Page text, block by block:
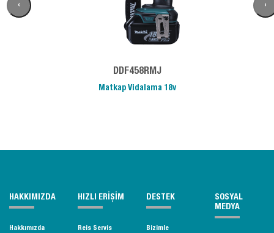
DDF458RMJ
Matkap Vidalama 18v
‹ ›
HAKKIMIZDA
Hakkımızda
HIZLI ERİŞİM
Reis Servis
DESTEK
Bizimle
SOSYAL
MEDYA